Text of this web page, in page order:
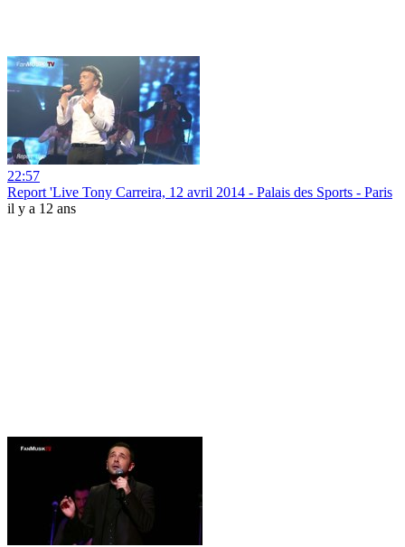
22:57
Report 'Live Tony Carreira, 12 avril 2014 - Palais des Sports - Paris
il y a 12 ans